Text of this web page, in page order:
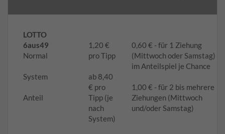
LOTTO
6aus49
Normal
System
Anteil
1,20 €
pro Tipp
ab 8,40
€ pro
Tipp (je
nach
System)
0,60 € - für 1 Ziehung
(Mittwoch oder Samstag) /
im Anteilspiel je Chance
1,00 € - für 2 bis mehrere
Ziehungen (Mittwoch
und/oder Samstag)